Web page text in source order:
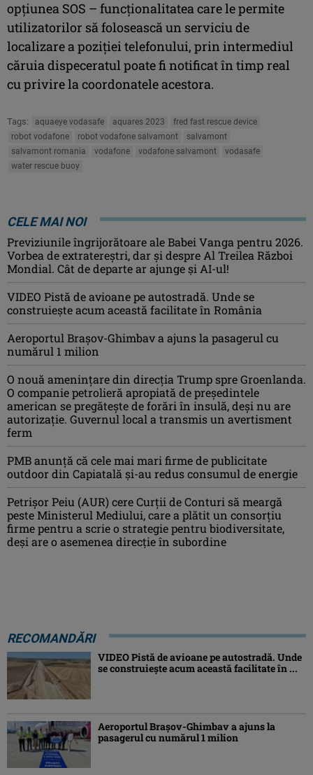
opțiunea SOS – funcționalitatea care le permite
utilizatorilor să folosească un serviciu de
localizare a poziției telefonului, prin intermediul
căruia dispeceratul poate fi notificat în timp real
cu privire la coordonatele acestora.
Tags: aquaeye vodasafe aquares 2023
fred fast rescue device
robot vodafone
robot vodafone salvamont
salvamont
salvamont romania
vodafone vodafone salvamont
vodasafe
water rescue buoy
CELE MAI NOI
Previziunile îngrijorătoare ale Babei Vanga pentru 2026.
Vorbea de extratereștri, dar și despre Al Treilea Război
Mondial. Cât de departe ar ajunge și AI-ul!
VIDEO Pistă de avioane pe autostradă. Unde se
construiește acum această facilitate în România
Aeroportul Brașov-Ghimbav a ajuns la pasagerul cu
numărul 1 milion
O nouă amenințare din direcția Trump spre Groenlanda.
O companie petrolieră apropiată de președintele
american se pregătește de forări în insulă, deși nu are
autorizație. Guvernul local a transmis un avertisment
ferm
PMB anunță că cele mai mari firme de publicitate
outdoor din Capiatală și-au redus consumul de energie
Petrişor Peiu (AUR) cere Curții de Conturi să meargă
peste Ministerul Mediului, care a plătit un consorţiu
firme pentru a scrie o strategie pentru biodiversitate,
deşi are o asemenea direcție în subordine
RECOMANDĂRI
VIDEO Pistă de avioane pe autostradă. Unde
se construiește acum această facilitate în ...
Aeroportul Brașov-Ghimbav a ajuns la
pasagerul cu numărul 1 milion